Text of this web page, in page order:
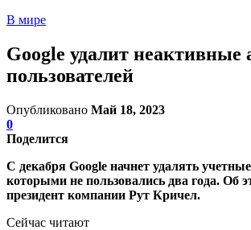
В мире
Google удалит неактивные
пользователей
Опубликовано Май 18, 2023
0
Поделится
С декабря Google начнет удалять
которыми не пользовались два года. Об
президент компании Рут Кричел.
Сейчас читают